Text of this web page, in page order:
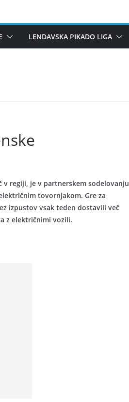
LENDAVSKA PIKADO LIGA
regiji, je v partnerskem sodelovanju
tovornjakom. Gre za
izpustov vsak teden dostavili več
z električnimi vozili.